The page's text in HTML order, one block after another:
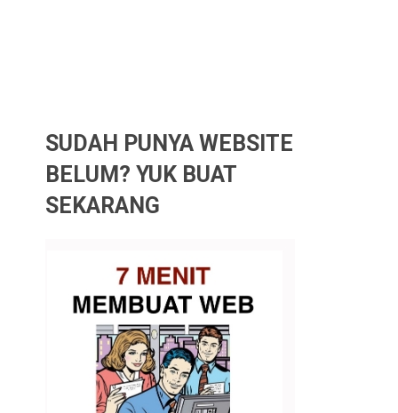
SUDAH PUNYA WEBSITE
BELUM? YUK BUAT
SEKARANG